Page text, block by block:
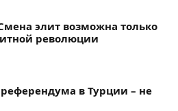
элит возможна только
революции
в Турции – не